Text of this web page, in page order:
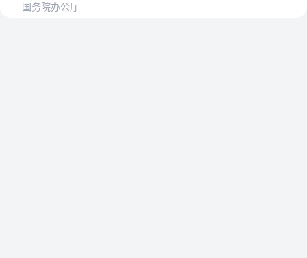
国务院办公厅